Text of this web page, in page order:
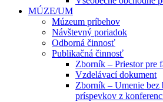
MÚZE/UM
Múzeum príbehov
Návštevný poriadok
Odborná činnosť
Publikačná činnosť
Zborník – Priestor pre
Vzdelávací dokument
Zborník – Umenie bez
príspevkov z